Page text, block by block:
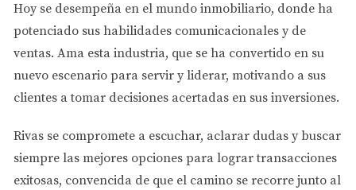
Aplicación al cierre
Si la compra se concreta, el depósito se aplica al pago
final de la vivienda, reduciendo el monto que debes
pagar al cerrar.
Cancelación y devolución
Si decides cancelar la compra bajo las contingencias
permitidas (como inspección o financiamiento),
Hoy se desempeña en el mundo inmobiliario, donde ha
potenciado sus habilidades comunicacionales y de
ventas. Ama esta industria, que se ha convertido en su
nuevo escenario para servir y liderar, motivando a sus
clientes a tomar decisiones acertadas en sus inversiones.
Rivas se compromete a escuchar, aclarar dudas y buscar
siempre las mejores opciones para lograr transacciones
exitosas, convencida de que el camino se recorre junto al